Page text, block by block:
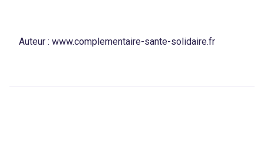
Auteur : www.complementaire-sante-solidaire.fr